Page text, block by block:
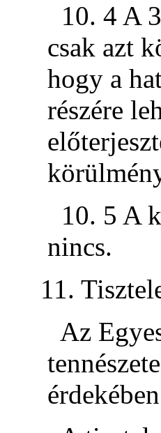
10. 4 A
csak azt
hogy a
részére
10. 5 A
nincs.
11.
Az